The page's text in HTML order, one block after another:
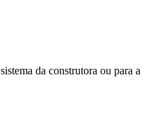
da construtora ou para a